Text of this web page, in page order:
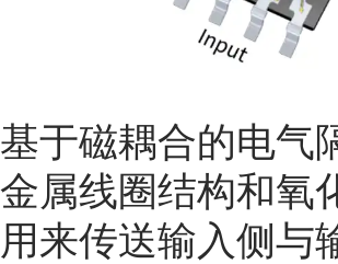
基于磁耦合的电气
金属线圈结构和氧
用来传送输入侧与